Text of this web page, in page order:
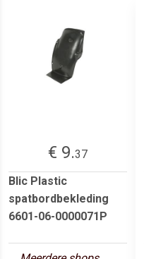
€ 9.37
Blic Plastic
spatbordbekleding
6601-06-0000071P